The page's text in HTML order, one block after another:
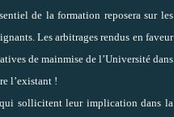
de la formation reposera sur les
Les arbitrages rendus en faveur
de mainmise de l’Université dans
l’existant !
qui sollicitent leur implication dans la